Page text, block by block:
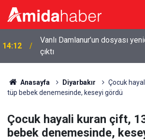
13:50
Diyarbakır’da kurşunlama ve
yakalandı
Anasayfa Diyarbakır
Çocuk
tüp bebek denemesinde, keseyi gördü
Çocuk hayali kuran çift,
bebek denemesinde,